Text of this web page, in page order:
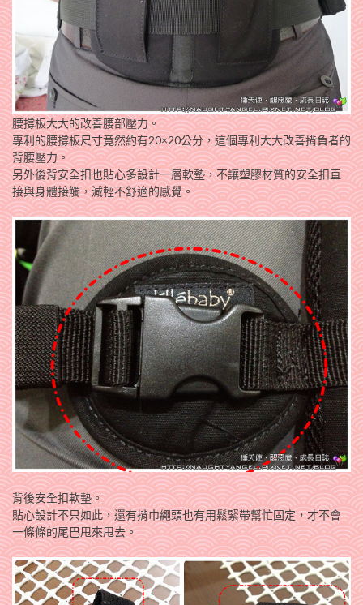
腰撐板大大的改善腰部壓力。
專利的腰撐板尺寸竟然約有20×20公分，這個專利大大改善揹負者的
背腰壓力。
另外後背安全扣也貼心多設計一層軟墊，不讓塑膠材質的安全扣直
接與身體接觸，減輕不舒適的感覺。
背後安全扣軟墊。
貼心設計不只如此，還有揹巾繩頭也有用鬆緊帶幫忙固定，才不會
一條條的尾巴甩來甩去。